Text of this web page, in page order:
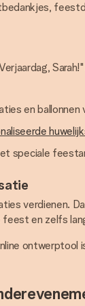
en ballonnen
speciale
verdienen.
en zelfs